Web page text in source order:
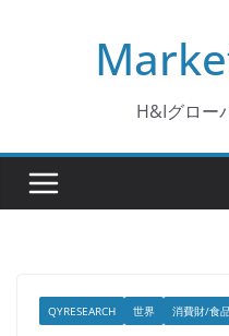
H&Iグロー
QYRESEARCH 世界 消費財/食